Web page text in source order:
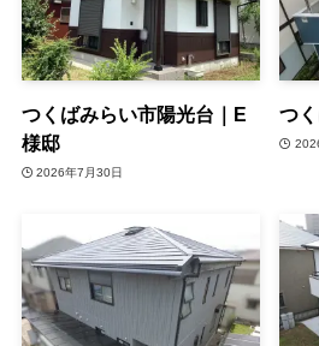
つくばみらい市陽光台｜E
様邸
2026年7月30日
つ